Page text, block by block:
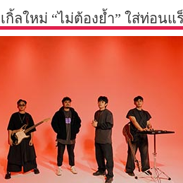
กิ้ลใหม่ “ไม่ต้องย้ำ” ใส่ท่อ